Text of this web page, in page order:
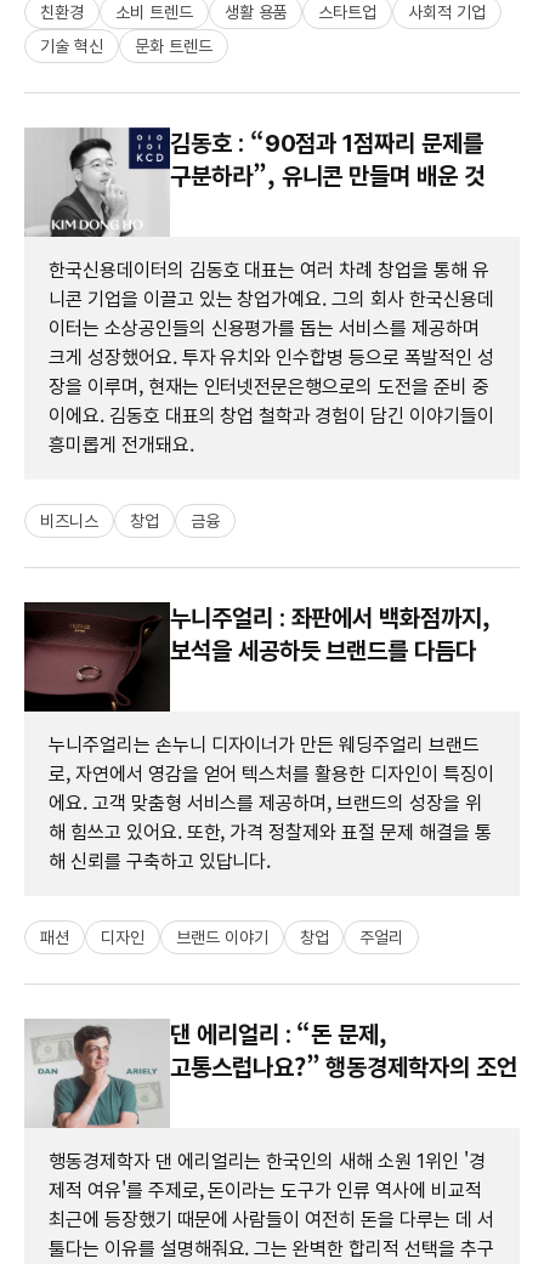
친환경 소비 트렌드 생활 용품 스타트업
사회적 기업
기술 혁신
문화 트렌드
김동호 : “90점과 1점짜리 문제를
구분하라”, 유니콘 만들며 배운 것
한국신용데이터의 김동호 대표는 여러 차례 창업을 통해 유
니콘 기업을 이끌고 있는 창업가예요. 그의 회사 한국신용데
이터는 소상공인들의 신용평가를 돕는 서비스를 제공하며
크게 성장했어요. 투자 유치와 인수합병 등으로 폭발적인 성
장을 이루며, 현재는 인터넷전문은행으로의 도전을 준비 중
이에요. 김동호 대표의 창업 철학과 경험이 담긴 이야기들이
흥미롭게 전개돼요.
비즈니스 창업 금융
누니주얼리 : 좌판에서 백화점까지,
보석을 세공하듯 브랜드를 다듬다
누니주얼리는 손누니 디자이너가 만든 웨딩주얼리 브랜드
로, 자연에서 영감을 얻어 텍스처를 활용한 디자인이 특징이
에요. 고객 맞춤형 서비스를 제공하며, 브랜드의 성장을 위
해 힘쓰고 있어요. 또한, 가격 정찰제와 표절 문제 해결을 통
해 신뢰를 구축하고 있답니다.
패션 디자인 브랜드 이야기 창업 주얼리
댄 에리얼리 : “돈 문제,
고통스럽나요?” 행동경제학자의 조언
행동경제학자 댄 에리얼리는 한국인의 새해 소원 1위인 '경
제적 여유'를 주제로, 돈이라는 도구가 인류 역사에 비교적
최근에 등장했기 때문에 사람들이 여전히 돈을 다루는 데 서
툴다는 이유를 설명해줘요. 그는 완벽한 합리적 선택을 추구